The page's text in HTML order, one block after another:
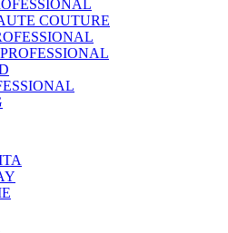
COUTURE